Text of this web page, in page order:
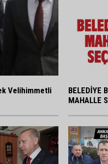
Velihimmetli
BELEDİYE
MAHALLE